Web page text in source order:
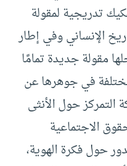
تدريجية لمقولة
الإنساني وفي إطار
مقولة جديدة تمامًا
مختلفة في جوهرها عن
حول الأنثى
الاجتماعية
حول فكرة الهوية،